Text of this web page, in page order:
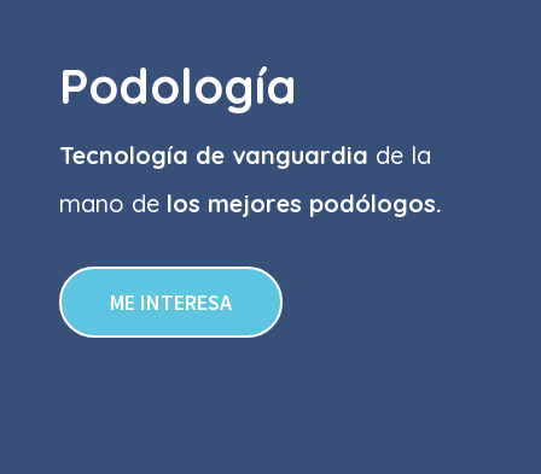
Podología
Tecnología de vanguardia de la
mano de los mejores podólogos.
ME INTERESA